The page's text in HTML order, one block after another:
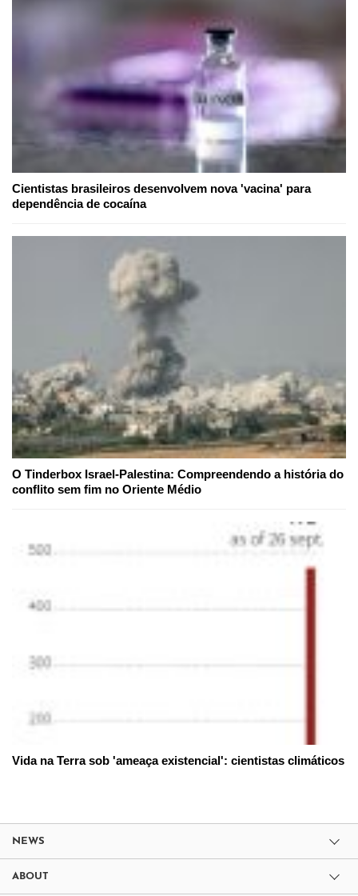
Cientistas brasileiros desenvolvem nova 'vacina' para
dependência de cocaína
O Tinderbox Israel-Palestina: Compreendendo a história do
conflito sem fim no Oriente Médio
Vida na Terra sob 'ameaça existencial': cientistas climáticos
NEWS
ABOUT